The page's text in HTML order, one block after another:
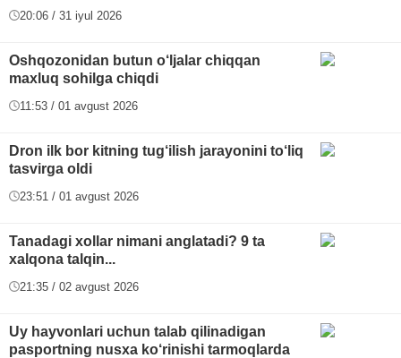
20:06 / 31 iyul 2026
Oshqozonidan butun o‘ljalar chiqqan
maxluq sohilga chiqdi
11:53 / 01 avgust 2026
Dron ilk bor kitning tug‘ilish jarayonini to‘liq
tasvirga oldi
23:51 / 01 avgust 2026
Tanadagi xollar nimani anglatadi? 9 ta
xalqona talqin...
21:35 / 02 avgust 2026
Uy hayvonlari uchun talab qilinadigan
pasportning nusxa ko‘rinishi tarmoqlarda